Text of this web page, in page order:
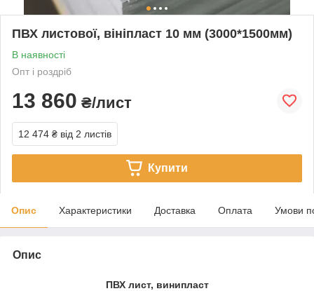
ПВХ листової, вініпласт 10 мм (3000*1500мм)
В наявності
Опт і роздріб
13 860 ₴/лист
12 474 ₴ від 2 листів
Купити
Опис Характеристики Доставка Оплата Умови
Опис
ПВХ лист, винипласт